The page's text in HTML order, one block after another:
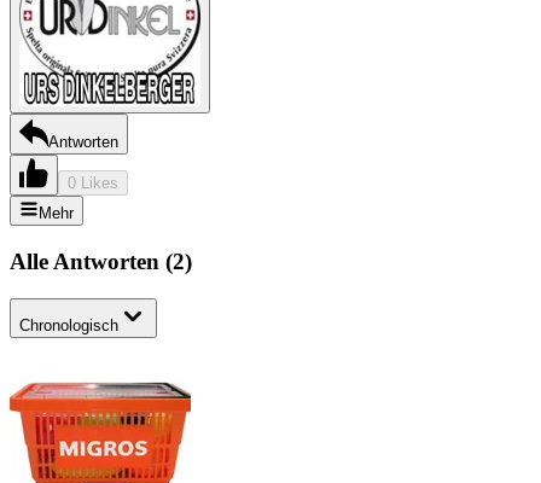
Antworten
0 Likes
Mehr
Alle Antworten (2)
Chronologisch